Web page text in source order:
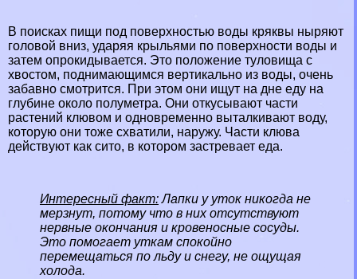
В поисках пищи под поверхностью воды кряквы ныряют
головой вниз, ударяя крыльями по поверхности воды и
затем опрокидывается. Это положение туловища с
хвостом, поднимающимся вертикально из воды, очень
забавно смотрится. При этом они ищут на дне еду на
глубине около полуметра. Они откусывают части
растений клювом и одновременно выталкивают воду,
которую они тоже схватили, наружу. Части клюва
действуют как сито, в котором застревает еда.
Интересный факт:Лапки у уток никогда не
мерзнут, потому что в них отсутствуют
нервные окончания и кровеносные сосуды.
Это помогает уткам спокойно
перемещаться по льду и снегу, не ощущая
холода.